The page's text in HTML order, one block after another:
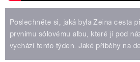
Poslechněte si, jaká byla Zeina cesta
prvnímu sólovému albu, které jí pod
vychází tento týden. Jaké příběhy na